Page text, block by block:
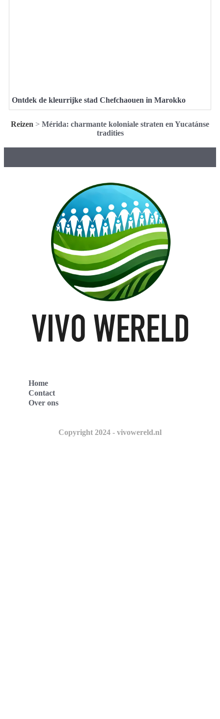
Ontdek de kleurrijke stad Chefchaouen in Marokko
Reizen > Mérida: charmante koloniale straten en Yucatánse
tradities
Home
Contact
Over ons
Copyright 2024 - vivowereld.nl